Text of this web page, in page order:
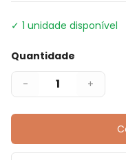
✓ 1 unidade disponível
Quantidade
- 1 +